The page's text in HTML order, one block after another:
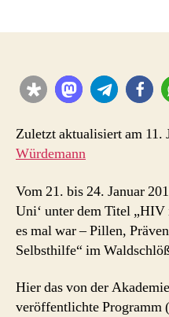
Zuletzt aktualisiert am 11.
Würdemann
Vom 21. bis 24. Januar
Uni‘ unter dem Titel „HIV
es mal war – Pillen,
Selbsthilfe“ im
Hier das von der
veröffentlichte Programm